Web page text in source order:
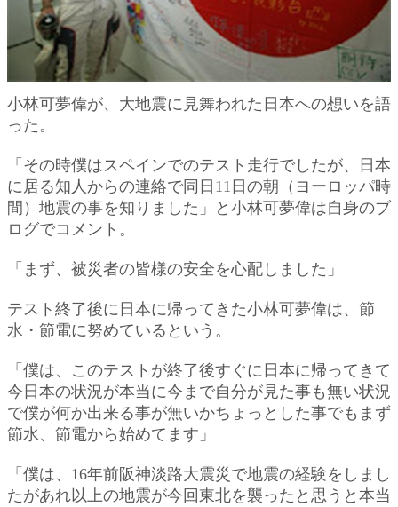
小林可夢偉が、大地震に見舞われた日本への想いを語
った。
「その時僕はスペインでのテスト走行でしたが、日本
に居る知人からの連絡で同日11日の朝（ヨーロッパ時
間）地震の事を知りました」と小林可夢偉は自身のブ
ログでコメント。
「まず、被災者の皆様の安全を心配しました」
テスト終了後に日本に帰ってきた小林可夢偉は、節
水・節電に努めているという。
「僕は、このテストが終了後すぐに日本に帰ってきて
今日本の状況が本当に今まで自分が見た事も無い状況
で僕が何か出来る事が無いかちょっとした事でもまず
節水、節電から始めてます」
「僕は、16年前阪神淡路大震災で地震の経験をしまし
たがあれ以上の地震が今回東北を襲ったと思うと本当